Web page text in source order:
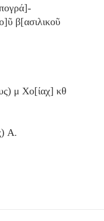
β[ασιλικοῦ
μ Χο[ίαχ] κθ
Α.